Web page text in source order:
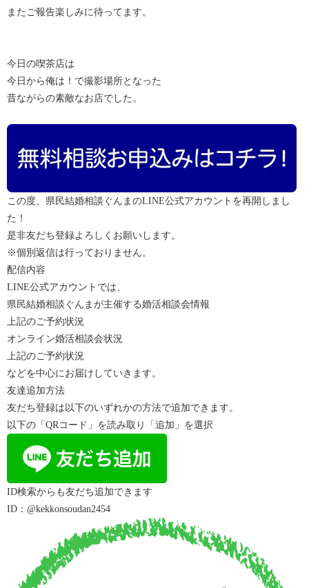
またご報告楽しみに待ってます。
今日の喫茶店は
今日から俺は！で撮影場所となった
昔ながらの素敵なお店でした。
この度、県民結婚相談ぐんまのLINE公式アカウントを再開しまし
た！
是非友だち登録よろしくお願いします。
※個別返信は行っておりません。
配信内容
LINE公式アカウントでは、
県民結婚相談ぐんまが主催する婚活相談会情報
上記のご予約状況
オンライン婚活相談会状況
上記のご予約状況
などを中心にお届けしていきます。
友達追加方法
友だち登録は以下のいずれかの方法で追加できます。
以下の「 QRコード」を読み取り「追加」を選択
ID検索からも友だち追加できます
ID：@kekkonsoudan2454